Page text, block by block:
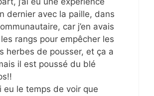
dernier avec la paille, dans
car j’en avais
rangs pour empêcher les
herbes de pousser, et ça a
il est poussé du blé
eu le temps de voir que